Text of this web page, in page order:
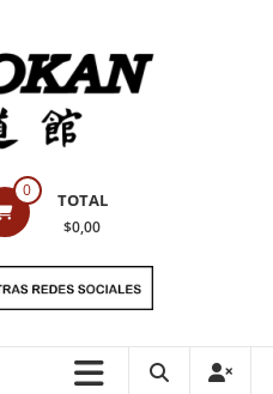
0 TOTAL
$0,00